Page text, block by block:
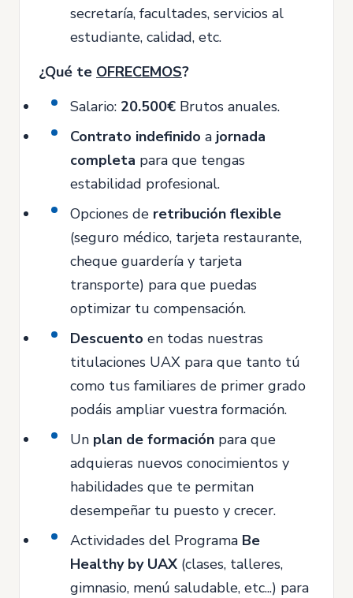
secretaría, facultades, servicios al
estudiante, calidad, etc.
¿Qué te OFRECEMOS?
Salario: 20.500€ Brutos anuales.
Contrato indefinido a jornada
completa para que tengas
estabilidad profesional.
Opciones de retribución flexible
(seguro médico, tarjeta restaurante,
cheque guardería y tarjeta
transporte) para que puedas
optimizar tu compensación.
Descuento en todas nuestras
titulaciones UAX para que tanto tú
como tus familiares de primer grado
podáis ampliar vuestra formación.
Un plan de formación para que
adquieras nuevos conocimientos y
habilidades que te permitan
desempeñar tu puesto y crecer.
Actividades del Programa Be
Healthy by UAX (clases, talleres,
gimnasio, menú saludable, etc...) para